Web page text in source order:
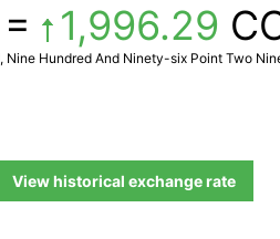
1,996.29
Nine Hundred And Ninety-six Point Two
View historical exchange rate